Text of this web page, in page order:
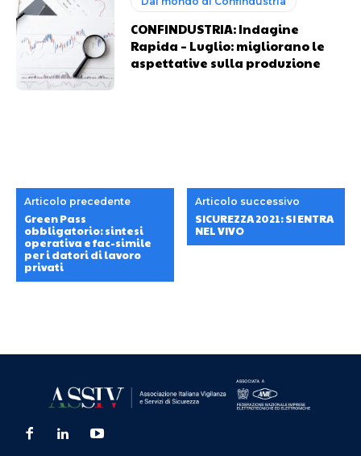
CONFINDUSTRIA: Indagine
Rapida – Luglio: migliorano le
aspettative sulla produzione
Articolo precedente
Green Pass
obbligatorio: sintesi
operativa e fac-simile
per i datori di lavoro
privati
Articolo successivo
SICUREZZA 2021: SI ENTRA
NEL VIVO